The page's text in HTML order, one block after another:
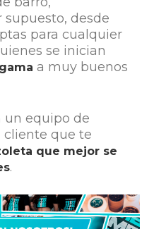
supuesto, desde
para cualquier
se inician
a muy buenos
un equipo de
cliente que te
que mejor se
.